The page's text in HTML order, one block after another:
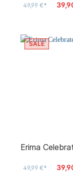
49,99 €*
SALE
Erima
49,99 €*